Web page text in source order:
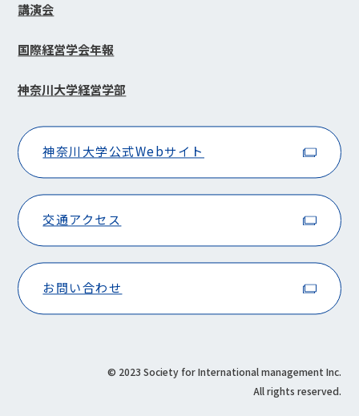
講演会
国際経営学会年報
神奈川大学経営学部
神奈川大学公式Webサイト
交通アクセス
お問い合わせ
© 2023 Society for International management Inc.
All rights reserved.